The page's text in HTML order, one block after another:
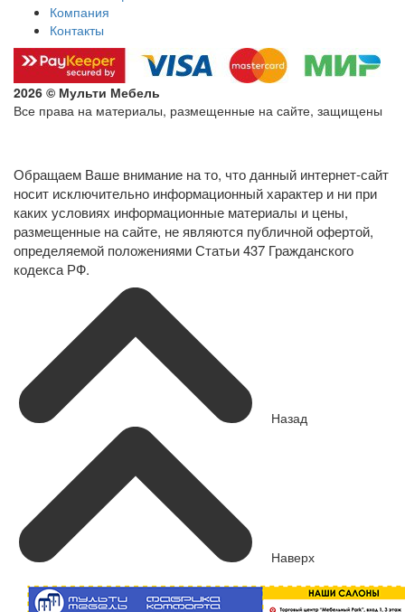
Компания
Контакты
2026 © Мульти Мебель
Все права на материалы, размещенные на сайте, защищены
Обращаем Ваше внимание на то, что данный интернет-сайт
носит исключительно информационный характер и ни при
каких условиях информационные материалы и цены,
размещенные на сайте, не являются публичной офертой,
определяемой положениями Статьи 437 Гражданского
кодекса РФ.
Назад
Наверх